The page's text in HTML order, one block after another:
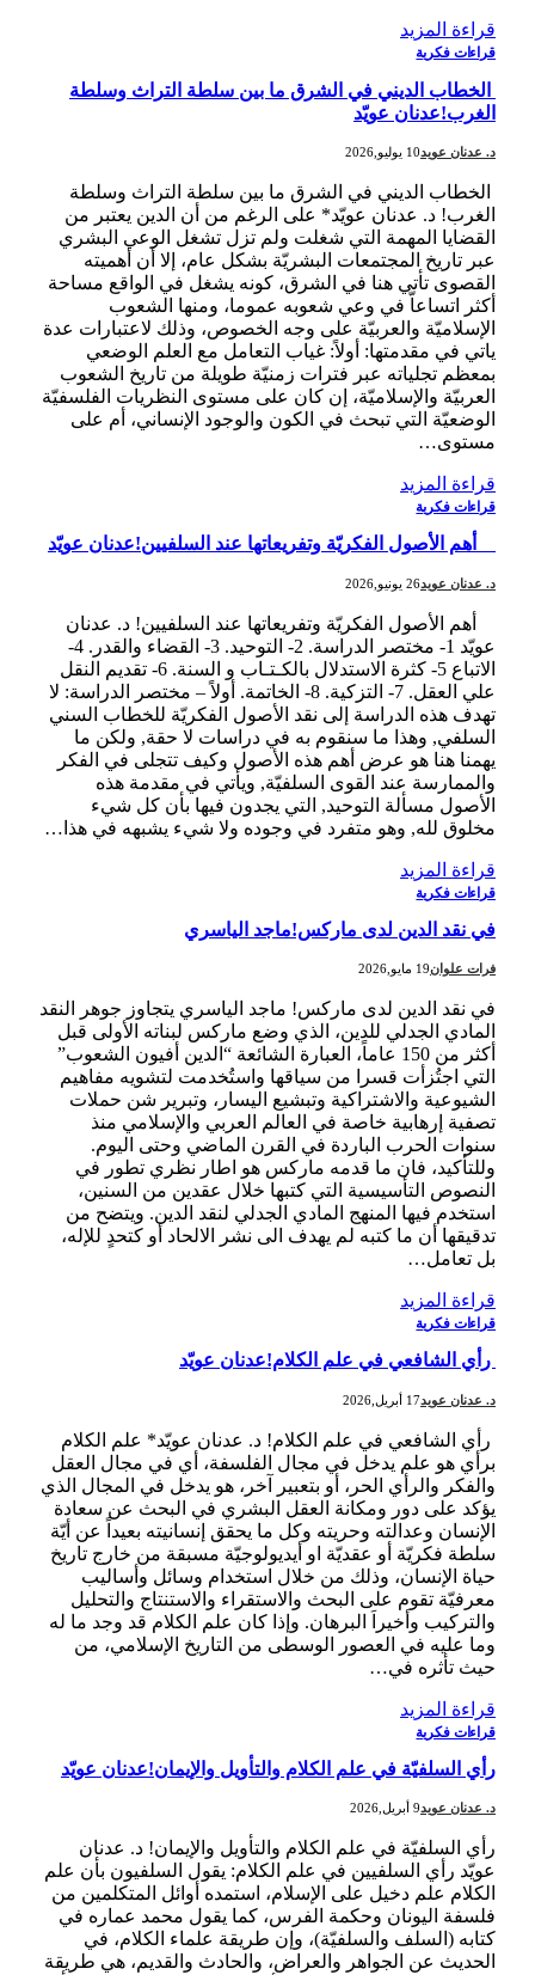
قراءة المزيد
قراءات فكرية
الخطاب الديني في الشرق ما بين سلطة التراث وسلطة
الغرب!عدنان عويّد
د. عدنان عويد10 يوليو,2026
الخطاب الديني في الشرق ما بين سلطة التراث وسلطة
الغرب! د. عدنان عويّد* على الرغم من أن الدين يعتبر من
القضايا المهمة التي شغلت ولم تزل تشغل الوعي البشري
عبر تاريخ المجتمعات البشريّة بشكل عام، إلا أن أهميته
القصوى تأتي هنا في الشرق، كونه يشغل في الواقع مساحة
أكثر اتساعاّ في وعي شعوبه عموما، ومنها الشعوب
الإسلاميّة والعربيّة على وجه الخصوص، وذلك لاعتبارات عدة
ياتي في مقدمتها: أولاً: غياب التعامل مع العلم الوضعي
بمعظم تجلياته عبر فترات زمنيّة طويلة من تاريخ الشعوب
العربيّة والإسلاميّة، إن كان على مستوى النظريات الفلسفيّة
الوضعيّة التي تبحث في الكون والوجود الإنساني، أم على
مستوى…
قراءة المزيد
قراءات فكرية
أهم الأصول الفكريّة وتفريعاتها عند السلفيين!عدنان عويّد
د. عدنان عويد26 يونيو,2026
أهم الأصول الفكريّة وتفريعاتها عند السلفيين! د. عدنان
عويّد 1- مختصر الدراسة. 2- التوحيد. 3- القضاء والقدر. 4-
الاتباع 5- كثرة الاستدلال بالكـتـاب و السنة. 6- تقديم النقل
علي العقل. 7- التزكية. 8- الخاتمة. أولاً – مختصر الدراسة: لا
تهدف هذه الدراسة إلى نقد الأصول الفكريّة للخطاب السني
السلفي, وهذا ما سنقوم به في دراسات لا حقة, ولكن ما
يهمنا هنا هو عرض أهم هذه الأصول وكيف تتجلى في الفكر
والممارسة عند القوى السلفيّة, ويأتي في مقدمة هذه
الأصول مسألة التوحيد, التي يجدون فيها بأن كل شيء
مخلوق لله, وهو متفرد في وجوده ولا شيء يشبهه في هذا…
قراءة المزيد
قراءات فكرية
في نقد الدين لدى ماركس!ماجد الياسري
فرات علوان19 مايو,2026
في نقد الدين لدى ماركس! ماجد الياسري يتجاوز جوهر النقد
المادي الجدلي للدين، الذي وضع ماركس لبناته الأولى قبل
أكثر من 150 عاماً، العبارة الشائعة “الدين أفيون الشعوب”
التي اجتُزأت قسرا من سياقها واستُخدمت لتشويه مفاهيم
الشيوعية والاشتراكية وتبشيع اليسار، وتبرير شن حملات
تصفية إرهابية خاصة في العالم العربي والإسلامي منذ
سنوات الحرب الباردة في القرن الماضي وحتى اليوم.
وللتأكيد، فان ما قدمه ماركس هو اطار نظري تطور في
النصوص التأسيسية التي كتبها خلال عقدين من السنين،
استخدم فيها المنهج المادي الجدلي لنقد الدين. ويتضح من
تدقيقها أن ما كتبه لم يهدف الى نشر الالحاد أو كتحدٍ للإله،
بل تعامل…
قراءة المزيد
قراءات فكرية
رأي الشافعي في علم الكلام!عدنان عويّد
د. عدنان عويد17 أبريل,2026
رأي الشافعي في علم الكلام! د. عدنان عويّد* علم الكلام
برأي هو علم يدخل في مجال الفلسفة، أي في مجال العقل
والفكر والرأي الحر، أو بتعبير آخر، هو يدخل في المجال الذي
يؤكد على دور ومكانة العقل البشري في البحث عن سعادة
الإنسان وعدالته وحريته وكل ما يحقق إنسانيته بعيداً عن أيّة
سلطة فكريّة أو عقديّة او أيديولوجيّة مسبقة من خارج تاريخ
حياة الإنسان، وذلك من خلال استخدام وسائل وأساليب
معرفيّة تقوم على البحث والاستقراء والاستنتاج والتحليل
والتركيب وأخيراَ البرهان. وإذا كان علم الكلام قد وجد ما له
وما عليه في العصور الوسطى من التاريخ الإسلامي، من
حيث تأثره في…
قراءة المزيد
قراءات فكرية
رأي السلفيّة في علم الكلام والتأويل والإيمان!عدنان عويّد
د. عدنان عويد9 أبريل,2026
رأي السلفيّة في علم الكلام والتأويل والإيمان! د. عدنان
عويّد رأي السلفيين في علم الكلام: يقول السلفيون بأن علم
الكلام علم دخيل على الإسلام، استمده أوائل المتكلمين من
فلسفة اليونان وحكمة الفرس، كما يقول محمد عماره في
كتابه (السلف والسلفيّة)، وإن طريقة علماء الكلام، في
الحديث عن الجواهر والعراض، والحادث والقديم، هي طريقة